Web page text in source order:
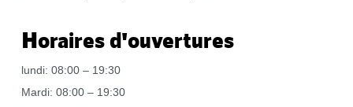
Horaires d'ouvertures
lundi: 08:00 – 19:30
Mardi: 08:00 – 19:30